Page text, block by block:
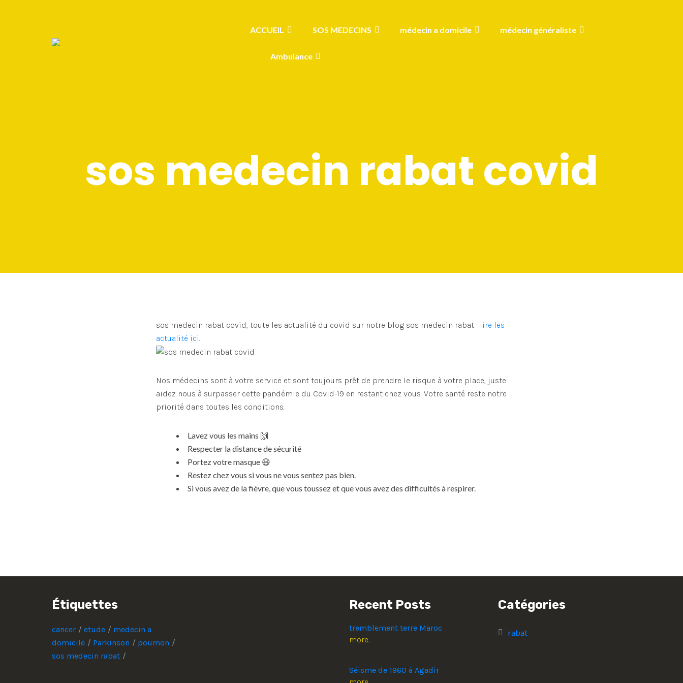
ACCUEIL SOS MEDECINS médecin a domicile médecin généraliste
Ambulance
sos medecin rabat covid
sos medecin rabat covid, toute les actualité du covid sur notre blog sos medecin rabat : lire les
actualité ici.
Nos médecins sont à votre service et sont toujours prêt de prendre le risque à votre place, juste
aidez nous à surpasser cette pandémie du Covid-19 en restant chez vous. Votre santé reste notre
priorité dans toutes les conditions.
Lavez vous les mains 🙌
Respecter la distance de sécurité
Portez votre masque 😷
Restez chez vous si vous ne vous sentez pas bien.
Si vous avez de la fièvre, que vous toussez et que vous avez des difficultés à respirer.
Étiquettes
cancer etude
medecin a
domicile
Parkinson
poumon
sos medecin rabat
Recent Posts
tremblement terre Maroc
more...
Séisme de 1960 à Agadir
Catégories
rabat